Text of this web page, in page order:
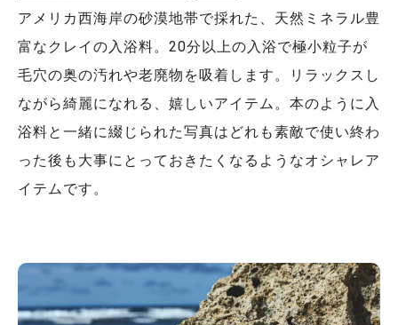
アメリカ西海岸の砂漠地帯で採れた、天然ミネラル豊
富なクレイの入浴料。20分以上の入浴で極小粒子が
毛穴の奥の汚れや老廃物を吸着します。リラックスし
ながら綺麗になれる、嬉しいアイテム。本のように入
浴料と一緒に綴じられた写真はどれも素敵で使い終わ
った後も大事にとっておきたくなるようなオシャレア
イテムです。